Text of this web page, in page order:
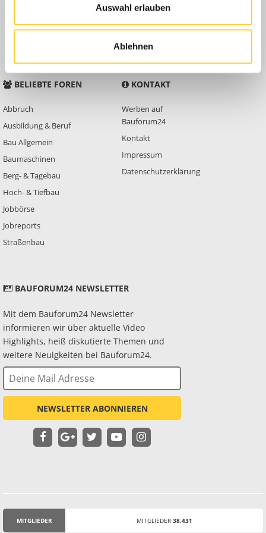
Auswahl erlauben
Ablehnen
Anleitungen
FAQ
BELIEBTE FOREN
Abbruch
Ausbildung & Beruf
Bau Allgemein
Baumaschinen
Berg- & Tagebau
Hoch- & Tiefbau
Jobbörse
Jobreports
Straßenbau
KONTAKT
Werben auf
Bauforum24
Kontakt
Impressum
Datenschutzerklärung
BAUFORUM24 NEWSLETTER
Mit dem Bauforum24 Newsletter
informieren wir über aktuelle Video
Highlights, heiß diskutierte Themen und
weitere Neuigkeiten bei Bauforum24.
NEWSLETTER ABONNIEREN
MITGLIEDER MITGLIEDER 38.431